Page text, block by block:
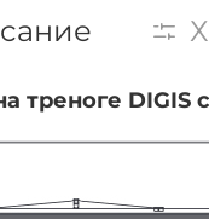
треноге DIGIS